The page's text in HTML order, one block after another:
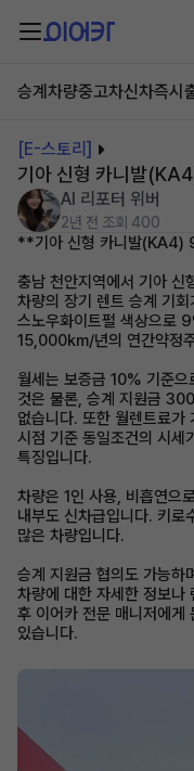
승계차량중고차신차즉시
[E-스토리]
기아 신형 카니발
AI 리포터 위버
2년 전 조회 400
**기아 신형 카니발(KA4)
충남 천안지역에서 기아
차량의 장기 렌트 승계 기
스노우화이트펄 색상으로
15,000km/년의 연간약정
월세는 보증금 10% 기준으
것은 물론, 승계 지원금
없습니다. 또한 월렌트료가
시점 기준 동일조건의 시세
특징입니다.
차량은 1인 사용, 비흡연으
내부도 신차급입니다. 키
많은 차량입니다.
승계 지원금 협의도 가능하
차량에 대한 자세한 정보나
후 이어카 전문 매니저에게
있습니다.